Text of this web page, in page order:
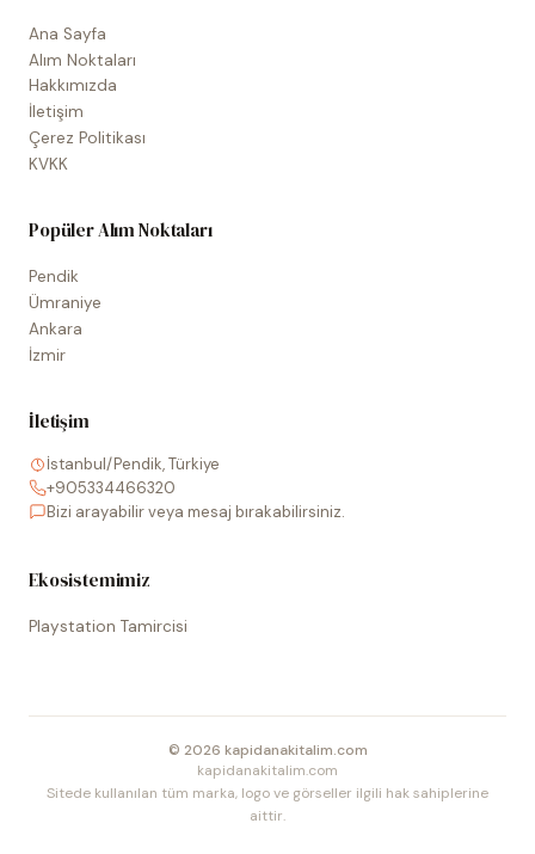
Ana Sayfa
Alım Noktaları
Hakkımızda
İletişim
Çerez Politikası
KVKK
Popüler Alım Noktaları
Pendik
Ümraniye
Ankara
İzmir
İletişim
İstanbul/Pendik, Türkiye
+905334466320
Bizi arayabilir veya mesaj bırakabilirsiniz.
Ekosistemimiz
Playstation Tamircisi
© 2026 kapidanakitalim.com
kapidanakitalim.com
Sitede kullanılan tüm marka, logo ve görseller ilgili hak sahiplerine
aittir.